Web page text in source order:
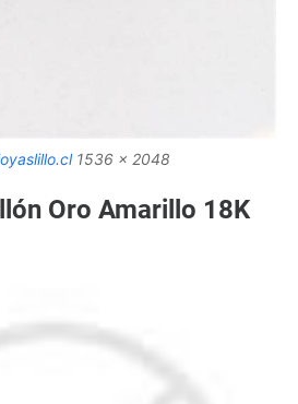
1536 x 2048
Oro Amarillo 18K